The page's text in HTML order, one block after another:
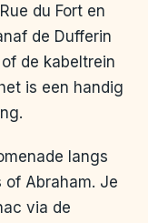
du Fort en
de Dufferin
de kabeltrein
is een handig
langs
of Abraham. Je
via de